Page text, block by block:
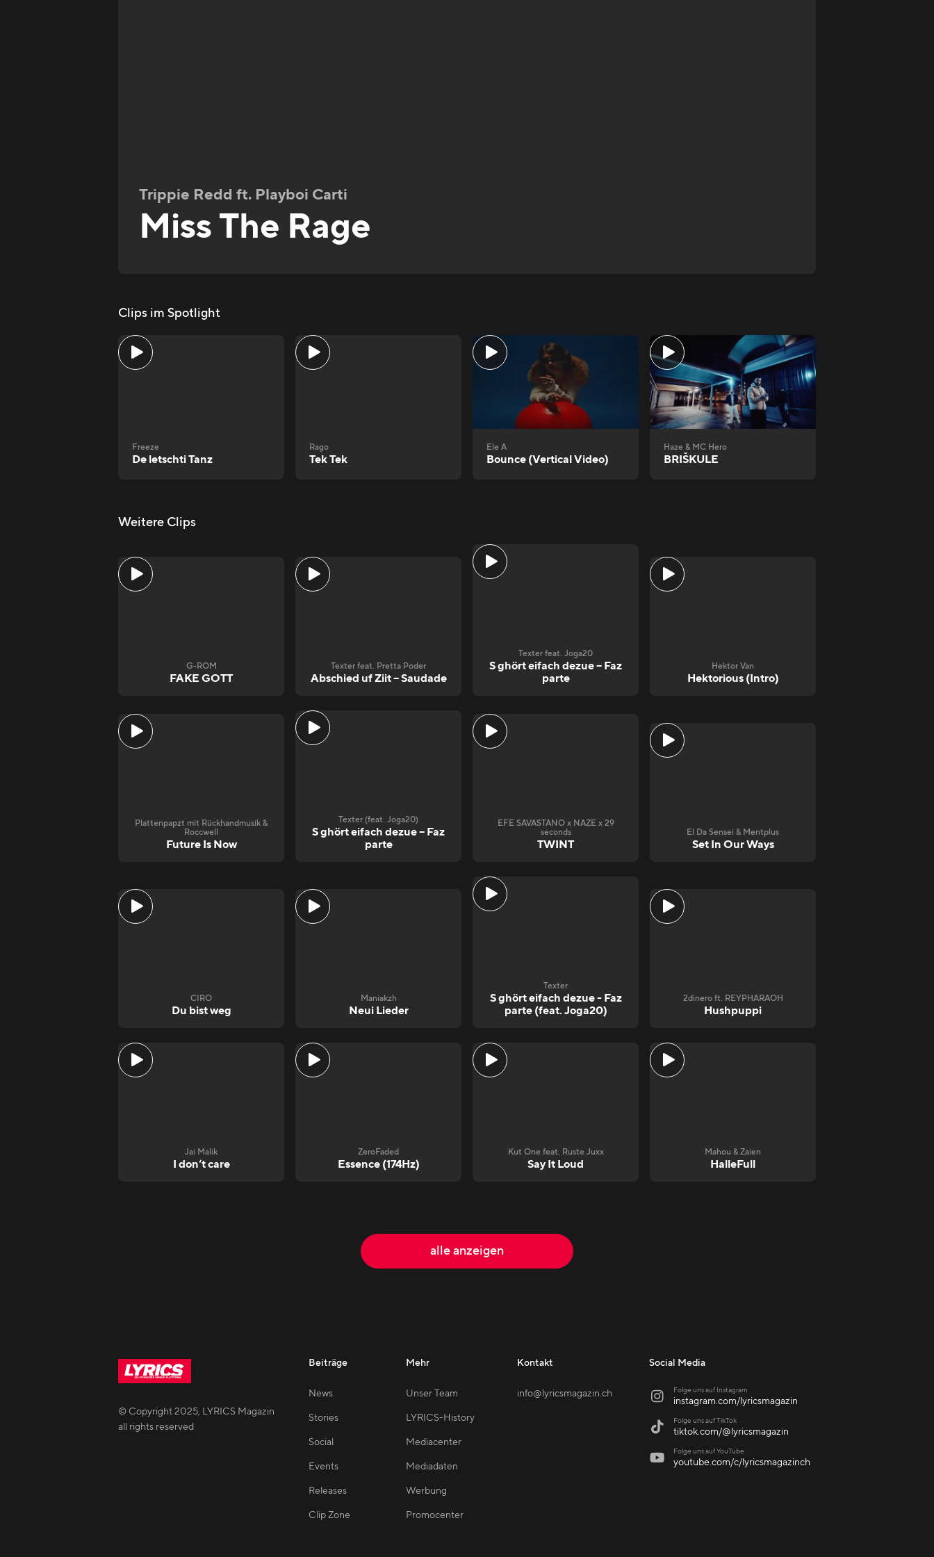
Trippie Redd ft. Playboi Carti
Miss The Rage
Clips im Spotlight
Freeze
De letschti Tanz
Rago
Tek Tek
Ele A
Bounce (Vertical Video)
Haze & MC Hero
BRIŠKULE
Weitere Clips
G-ROM
FAKE GOTT
Texter feat. Pretta Poder
Abschied uf Ziit – Saudade
Texter feat. Joga20
S ghört eifach dezue – Faz
parte
Hektor Van
Hektorious (Intro)
Plattenpapzt mit Rückhandmusik &
Roccwell
Future Is Now
Texter (feat. Joga20)
S ghört eifach dezue – Faz
parte
EFE SAVASTANO x NAZE x 29
seconds
TWINT
El Da Sensei & Mentplus
Set In Our Ways
CIRO
Du bist weg
Maniakzh
Neui Lieder
Texter
S ghört eifach dezue - Faz
parte (feat. Joga20)
2dinero ft. REYPHARAOH
Hushpuppi
Jai Malik
I don‘t care
ZeroFaded
Essence (174Hz)
Kut One feat. Ruste Juxx
Say It Loud
Mahou & Zaien
HalleFull
alle anzeigen
© Copyright2025, LYRICS Magazin
all rights reserved
Beiträge
News
Stories
Social
Events
Releases
Clip Zone
Mehr
Unser Team
LYRICS-History
Mediacenter
Mediadaten
Werbung
Promocenter
Kontakt
info@lyricsmagazin.ch
Social Media
 Folge uns auf Instagram
instagram.com/lyricsmagazin
 Folge uns auf TikTok
tiktok.com/@lyricsmagazin
 Folge uns auf YouTube
youtube.com/c/lyricsmagazinch